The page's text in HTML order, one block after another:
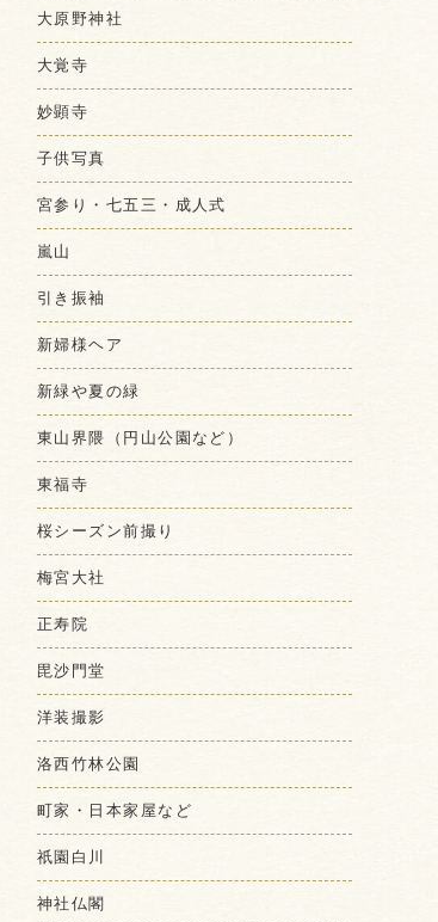
大原野神社
大覚寺
妙顕寺
子供写真
宮参り・七五三・成人式
嵐山
引き振袖
新婦様ヘア
新緑や夏の緑
東山界隈（円山公園など）
東福寺
桜シーズン前撮り
梅宮大社
正寿院
毘沙門堂
洋装撮影
洛西竹林公園
町家・日本家屋など
祇園白川
神社仏閣